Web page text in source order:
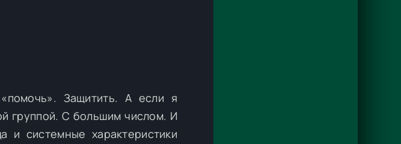
Защитить. А если я
группой. С большим числом. И
системные характеристики